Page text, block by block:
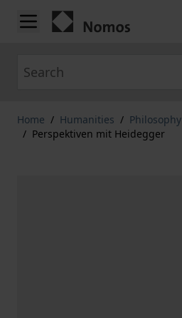
Skip to Content
Home / Humanities / Philosophy
/ Perspektiven mit Heidegger